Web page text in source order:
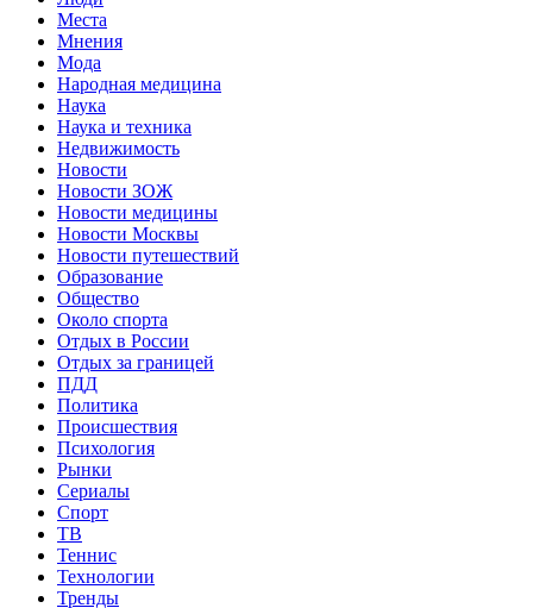
Места
Мнения
Мода
Народная медицина
Наука
Наука и техника
Недвижимость
Новости
Новости ЗОЖ
Новости медицины
Новости Москвы
Новости путешествий
Образование
Общество
Около спорта
Отдых в России
Отдых за границей
ПДД
Политика
Происшествия
Психология
Рынки
Сериалы
Спорт
ТВ
Теннис
Технологии
Тренды